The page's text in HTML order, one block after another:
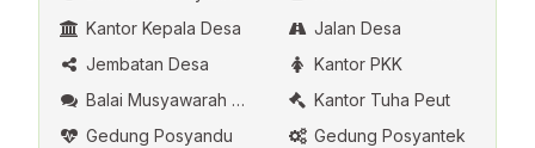
Kantor Kepala Desa
Jalan Desa
Jembatan Desa
Kantor PKK
Balai Musyawarah Desa
Kantor Tuha Peut
Gedung Posyandu
Gedung Posyantek